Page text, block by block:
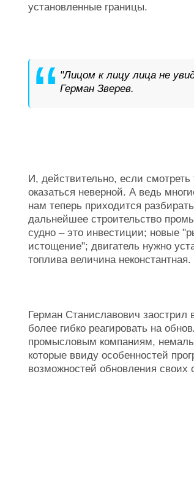
установленные границы.
"Лицом к лицу лица не
Герман Зверев.
И, действительно, если
оказаться неверной. А ведь
нам теперь приходится
дальнейшее строительство
судно – это инвестиции; новые
истощение"; двигатель нужно
топлива величина неконстантная.
Герман Станиславович
более гибко реагировать на
промысловым компаниям,
которые ввиду особенностей
возможностей обновления своих